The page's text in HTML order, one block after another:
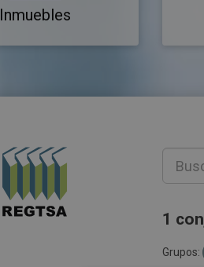
Inmuebles
1
Grupos: